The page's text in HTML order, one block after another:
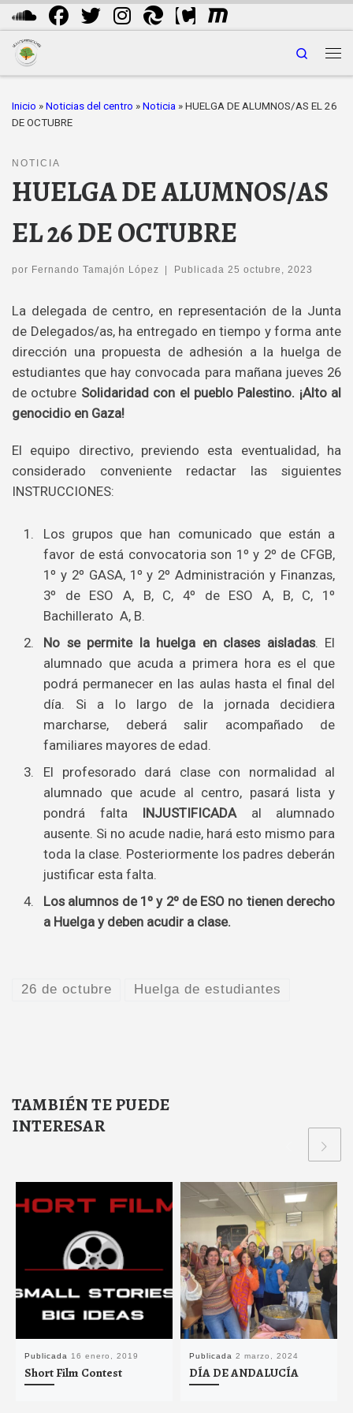
Saltar al contenido
Search
Inicio » Noticias del centro » Noticia » HUELGA DE ALUMNOS/AS EL 26
DE OCTUBRE
NOTICIA
HUELGA DE ALUMNOS/AS
EL 26 DE OCTUBRE
por Fernando Tamajón López Publicada 25 octubre, 2023
La delegada de centro, en representación de la Junta
de Delegados/as, ha entregado en tiempo y forma ante
dirección una propuesta de adhesión a la huelga de
estudiantes que hay convocada para mañana jueves 26
de octubre Solidaridad con el pueblo Palestino. ¡Alto al
genocidio en Gaza!
El equipo directivo, previendo esta eventualidad, ha
considerado conveniente redactar las siguientes
INSTRUCCIONES:
Los grupos que han comunicado que están a
favor de está convocatoria son 1º y 2º de CFGB,
1º y 2º GASA, 1º y 2º Administración y Finanzas,
3º de ESO A, B, C, 4º de ESO A, B, C, 1º
Bachillerato A, B.
No se permite la huelga en clases aisladas. El
alumnado que acuda a primera hora es el que
podrá permanecer en las aulas hasta el final del
día. Si a lo largo de la jornada decidiera
marcharse, deberá salir acompañado de
familiares mayores de edad.
El profesorado dará clase con normalidad al
alumnado que acude al centro, pasará lista y
pondrá falta INJUSTIFICADA al alumnado
ausente. Si no acude nadie, hará esto mismo para
toda la clase. Posteriormente los padres deberán
justificar esta falta.
Los alumnos de 1º y 2º de ESO no tienen derecho
a Huelga y deben acudir a clase.
26 de octubre Huelga de estudiantes
TAMBIÉN TE PUEDE
INTERESAR
Publicada 16 enero, 2019
Short Film Contest
Publicada 2 marzo, 2024
DÍA DE ANDALUCÍA